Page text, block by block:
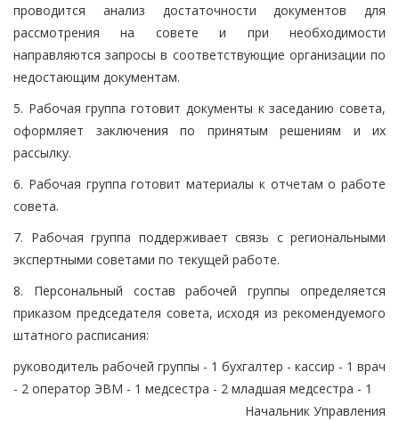
проводится анализ достаточности документов для
рассмотрения на совете и при необходимости
направляются запросы в соответствующие организации по
недостающим документам.
5. Рабочая группа готовит документы к заседанию совета,
оформляет заключения по принятым решениям и их
рассылку.
6. Рабочая группа готовит материалы к отчетам о работе
совета.
7. Рабочая группа поддерживает связь с региональными
экспертными советами по текущей работе.
8. Персональный состав рабочей группы определяется
приказом председателя совета, исходя из рекомендуемого
штатного расписания:
руководитель рабочей группы - 1 бухгалтер - кассир - 1 врач
- 2 оператор ЭВМ - 1 медсестра - 2 младшая медсестра - 1
Начальник Управления